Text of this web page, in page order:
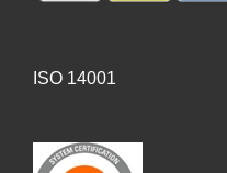
ISO 14001